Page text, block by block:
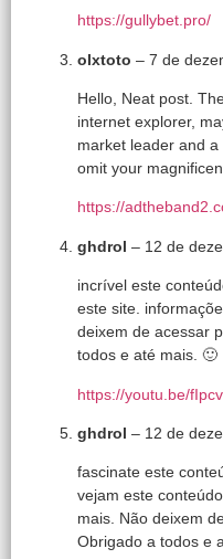
https://gullybet.pro/
olxtoto – 7 de
Hello, Neat post.
internet explorer,
market leader and
omit your
https://
ghdrol – 12 de
incrível este
este site.
deixem de acessar
todos e até mais. 🙂
https://youtu.be/
ghdrol – 12 de
fascinate este
vejam este
mais. Não deixem
Obrigado a todos e